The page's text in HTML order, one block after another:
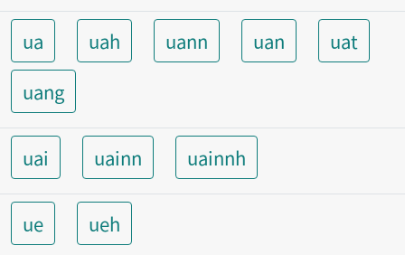
ua uah uann uan
uat
uang
uai uainn uainnh
ue ueh